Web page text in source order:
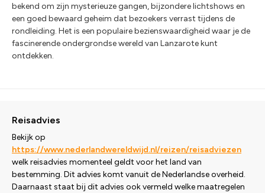
bekend om zijn mysterieuze gangen, bijzondere lichtshows en
een goed bewaard geheim dat bezoekers verrast tijdens de
rondleiding. Het is een populaire bezienswaardigheid waar je de
fascinerende ondergrondse wereld van Lanzarote kunt
ontdekken.
Reisadvies
Bekijk op
https://www.nederlandwereldwijd.nl/reizen/reisadviezen
welk reisadvies momenteel geldt voor het land van
bestemming. Dit advies komt vanuit de Nederlandse overheid.
Daarnaast staat bij dit advies ook vermeld welke maatregelen